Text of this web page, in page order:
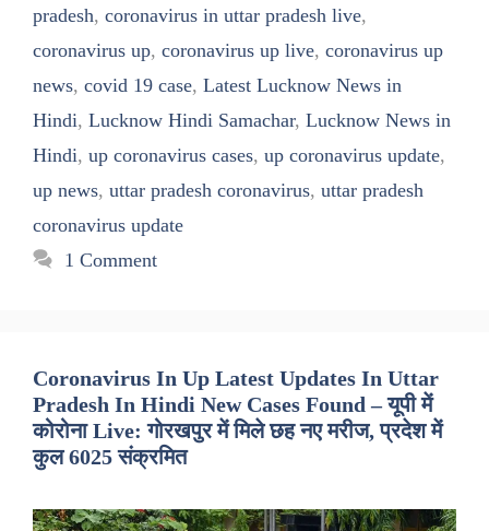
pradesh, coronavirus in uttar pradesh live,
coronavirus up, coronavirus up live, coronavirus up
news, covid 19 case, Latest Lucknow News in
Hindi, Lucknow Hindi Samachar, Lucknow News in
Hindi, up coronavirus cases, up coronavirus update,
up news, uttar pradesh coronavirus, uttar pradesh
coronavirus update
1 Comment
Coronavirus In Up Latest Updates In Uttar
Pradesh In Hindi New Cases Found – यूपी में
कोरोना Live: गोरखपुर में मिले छह नए मरीज, प्रदेश में
कुल 6025 संक्रमित